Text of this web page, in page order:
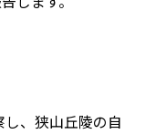
、狭山丘陵の自